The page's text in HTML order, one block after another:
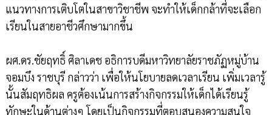
แนวทางการเติบโตในสาขาวิชาชีพ จะทำให้เด็กกล้าที่จะเลือก
เรียนในสายอาชีวศึกษามากขึ้น
ผศ.ดร.ชัยฤทธิ์ ศิลาเดช อธิการบดีมหาวิทยาลัยราชภัฏหมู่บ้าน
จอมบึง ราชบุรี กล่าวว่า เพื่อให้นโยบายลดเวลาเรียน เพิ่มเวลารู้
นั้นสัมฤทธิผล ครูต้องเน้นการสร้างกิจกรรมให้เด็กได้เรียนรู้
ทักษะในด้านต่างๆ โดยเป็นกิจกรรมที่ตอบสนองความสนใจ